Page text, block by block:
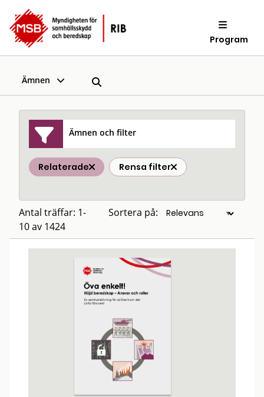
Program
Ämnen
Ämnen och filter
Relaterade Rensa filter
Antal träffar: 1-
10 av 1424
Sortera på: